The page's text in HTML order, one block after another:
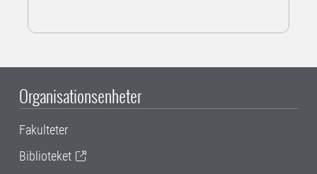
Organisationsenheter
Fakulteter
Biblioteket